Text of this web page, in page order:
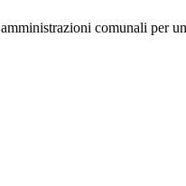
comunali per